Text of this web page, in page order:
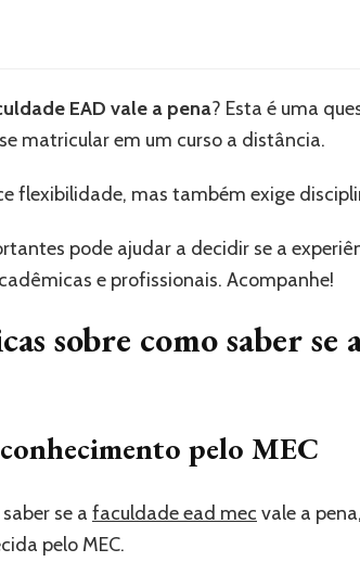
EAD vale a pena? Esta é uma
matricular em um curso a distância.
flexibilidade, mas também exige
pode ajudar a decidir se a
e profissionais. Acompanhe!
sobre como saber se
pelo MEC
se a faculdade ead mec vale a
pelo MEC.